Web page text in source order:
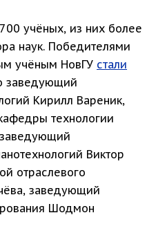
учёных, из них более
наук. Победителями
учёным НовГУ стали
заведующий
Кирилл Вареник,
технологии
Виктор
отраслевого
заведующий
Шодмон